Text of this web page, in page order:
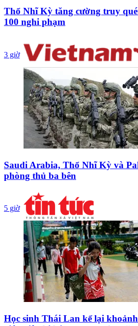
Thổ Nhĩ Kỳ tăng cường truy
100 nghi phạm
3 giờ
Saudi Arabia, Thổ Nhĩ Kỳ và
phòng thủ ba bên
5 giờ
Học sinh Thái Lan kể lại